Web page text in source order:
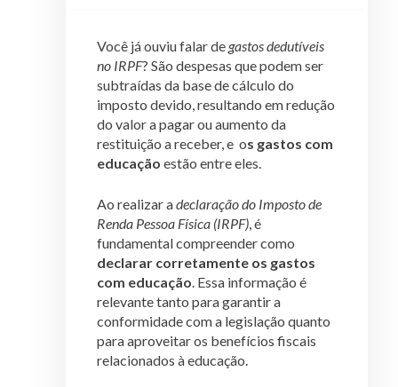
Você já ouviu falar de gastos dedutíveis
no IRPF? São despesas que podem ser
subtraídas da base de cálculo do
imposto devido, resultando em redução
do valor a pagar ou aumento da
restituição a receber, e os gastos com
educação estão entre eles.
Ao realizar adeclaração do Imposto de
Renda Pessoa Física (IRPF), é
fundamental compreender como
declarar corretamente os gastos
com educação. Essa informação é
relevante tanto para garantir a
conformidade com a legislação quanto
para aproveitar os benefícios fiscais
relacionados à educação.